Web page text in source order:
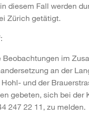
diesem Fall werden
Zürich getätigt.
Beobachtungen im
an der
und der
gebeten, sich bei der
247 22 11, zu melden.